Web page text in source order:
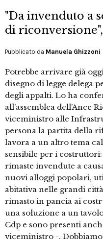
"Da invenduto a
di
Pubblicato da Manuela Ghizzoni
Potrebbe arrivare già
disegno di legge delega
degli appalti. Lo ha
all’assemblea dell’Ance
viceministro alle
persona la partita della
lavora a un altro tema
sensibile per i
rimaste invendute a
nuovi alloggi popolari,
abitativa nelle grandi
rimasto in pancia ai
una soluzione a un
Cdp e sono presenti
viceministro -.